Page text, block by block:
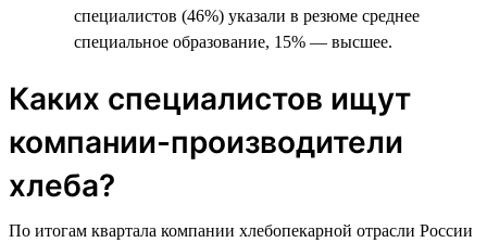
специалистов (46%) указали в резюме среднее
специальное образование, 15% — высшее.
Каких специалистов ищут
компании-производители
хлеба?
По итогам квартала компании хлебопекарной отрасли России